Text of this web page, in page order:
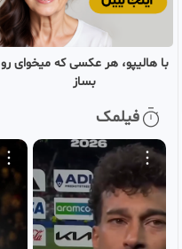
0:17:12 HD
23
با هالیپو، هر عکسی که میخوای رو
بساز
فیلمک